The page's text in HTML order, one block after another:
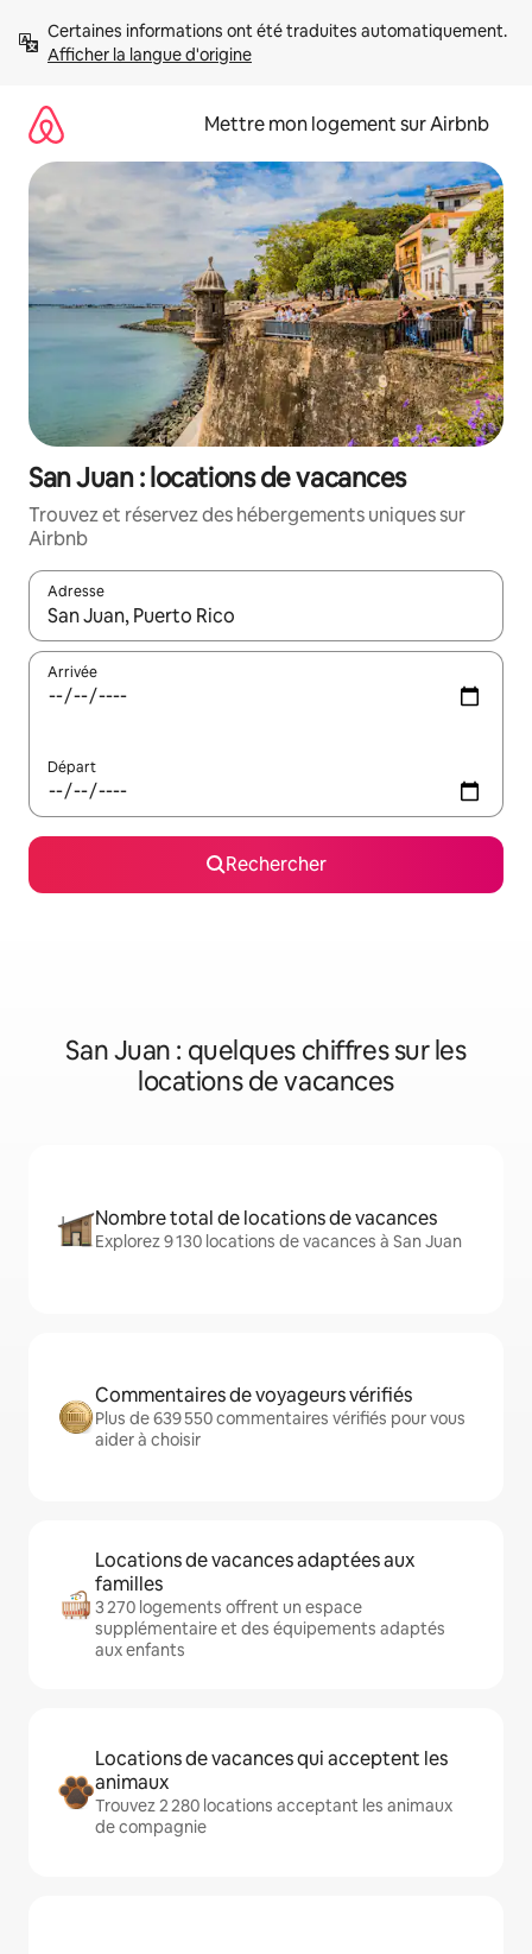
directement
Afficher la langue d'origine
Mettre mon logement sur Airbnb
San Juan : locations de vacances
Trouvez et réservez des hébergements uniques sur
Airbnb
Adresse
Lorsque les résultats s'affichent, utilisez les flèches vers le
Arrivée
Départ
Rechercher
San Juan : quelques chiffres sur les
locations de vacances
Nombre total de locations de vacances
Explorez 9 130 locations de vacances à San Juan
Commentaires de voyageurs vérifiés
Plus de 639 550 commentaires vérifiés pour vous
aider à choisir
Locations de vacances adaptées aux
familles
3 270 logements offrent un espace
supplémentaire et des équipements adaptés
aux enfants
Locations de vacances qui acceptent les
animaux
Trouvez 2 280 locations acceptant les animaux
de compagnie